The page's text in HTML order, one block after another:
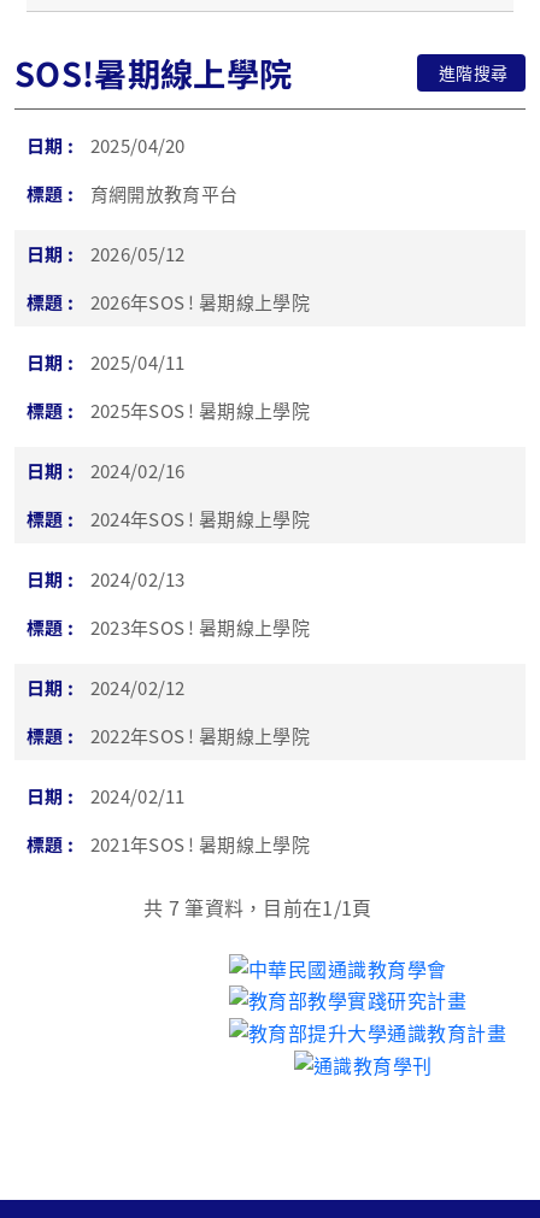
SOS!暑期線上學院 進階搜尋
2025/04/20
育網開放教育平台
2026/05/12
2026年SOS ! 暑期線上學院
2025/04/11
2025年SOS ! 暑期線上學院
2024/02/16
2024年SOS ! 暑期線上學院
2024/02/13
2023年SOS ! 暑期線上學院
2024/02/12
2022年SOS ! 暑期線上學院
2024/02/11
2021年SOS ! 暑期線上學院
共 7 筆資料，目前在1/1頁